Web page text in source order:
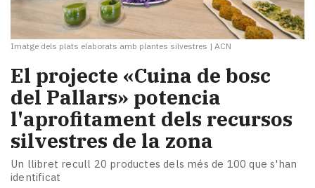
Imatge dels plats elaborats amb plantes silvestres | ACN
El projecte «Cuina de bosc
del Pallars» potencia
l'aprofitament dels recursos
silvestres de la zona
Un llibret recull 20 productes dels més de 100 que s'han
identificat